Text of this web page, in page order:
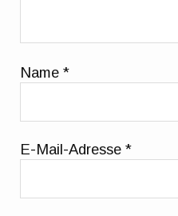
Name*
E-Mail-Adresse*